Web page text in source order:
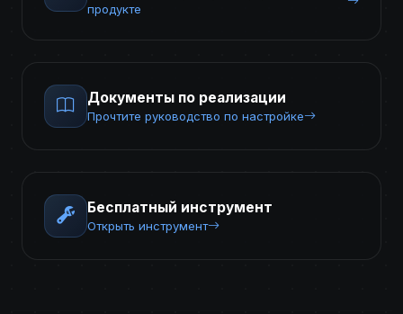
продукте
Документы по реализации
Прочтите руководство по настройке
Бесплатный инструмент
Открыть инструмент